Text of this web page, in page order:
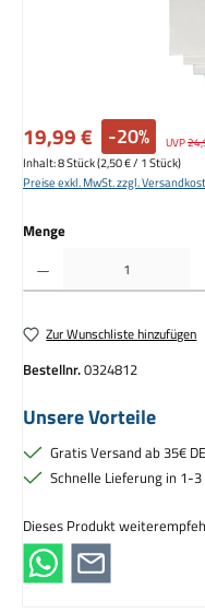
Verkaufspreis:
19,99 € -20% UVP
Inhalt:8 Stück(2,50 € / 1 Stück)
Preise exkl. MwSt. zzgl.
Menge
Produkt Anzahl: Gib den gewünschten
Zur Wunschliste hinzufügen
Bestellnr.0324812
Unsere Vorteile
Gratis Versand ab 35€ DE
Schnelle Lieferung in 1-
Dieses Produkt